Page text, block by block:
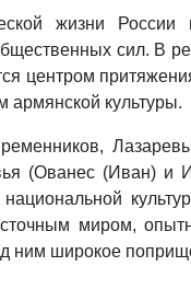
жизни России
сил. В
центром
армянской культуры.
(Ованес (Иван) и
миром,
ним широкое